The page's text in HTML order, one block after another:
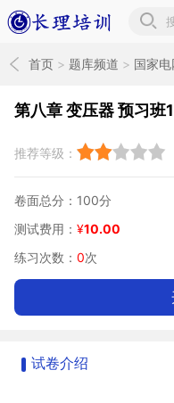
长理培训题库
首页 > 题库频道 > 国家
第八章 变压器 预习班
推荐等级：
卷面总分：100分
测试费用： ¥10.00
练习次数： 0次
试卷介绍